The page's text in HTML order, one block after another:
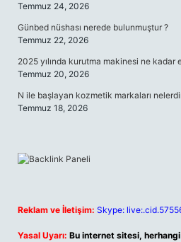
Temmuz 24, 2026
Günbed nüshası nerede bulunmuştur ?
Temmuz 22, 2026
2025 yılında kurutma makinesi ne kadar
Temmuz 20, 2026
N ile başlayan kozmetik markaları
Temmuz 18, 2026
Reklam ve İletişim: Skype:
Yasal Uyarı: Bu internet sitesi,